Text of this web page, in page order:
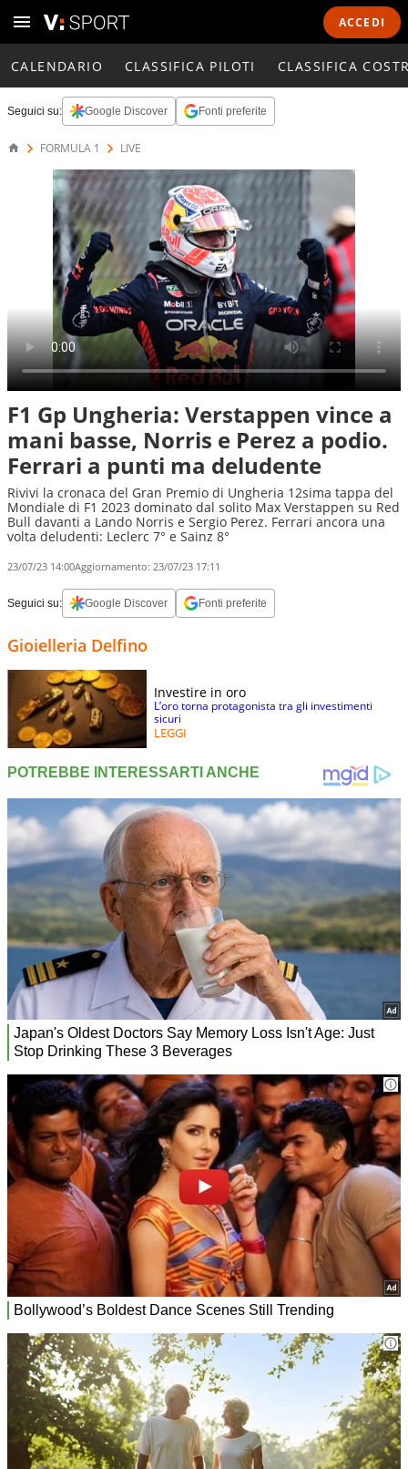
ACCEDI
CALENDARIO CLASSIFICA PILOTI CLASSIFICA
Seguici su: Google Discover Fonti preferite
FORMULA 1 LIVE
F1 Gp Ungheria: Verstappen vince a
mani basse, Norris e Perez a podio.
Ferrari a punti ma deludente
Rivivi la cronaca del Gran Premio di Ungheria 12sima tappa del
Mondiale di F1 2023 dominato dal solito Max Verstappen su Red
Bull davanti a Lando Norris e Sergio Perez. Ferrari ancora una
volta deludenti: Leclerc 7° e Sainz 8°
23/07/23 14:00Aggiornamento: 23/07/23 17:11
Seguici su: Google Discover Fonti preferite
Gioielleria Delfino
Investire in oro
L’oro torna protagonista tra gli investimenti
sicuri
LEGGI